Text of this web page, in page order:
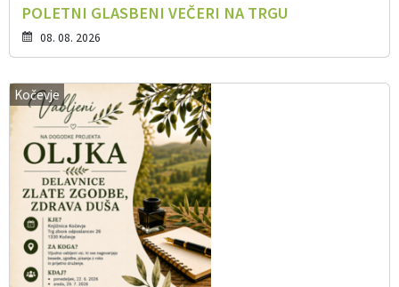
POLETNI GLASBENI VEČERI NA TRGU
08. 08. 2026
Kočevje